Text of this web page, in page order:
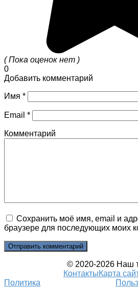
( Пока оценок нет )
0
Добавить комментарий
Имя *
Email *
Комментарий
Сохранить моё имя, email и
браузере для последующих моих
© 2020-2026 Наш
КонтактыКарта
Политика